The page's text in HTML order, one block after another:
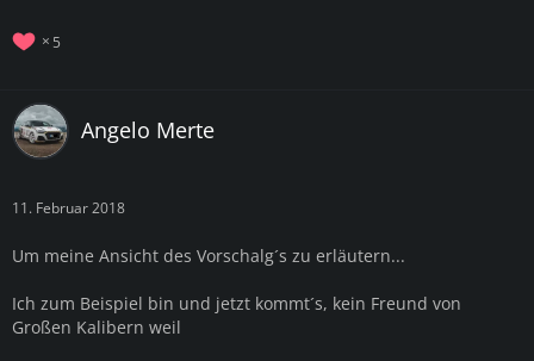
5
Angelo Merte
11. Februar 2018
Um meine Ansicht des Vorschalg´s zu erläutern...
Ich zum Beispiel bin und jetzt kommt´s, kein Freund von
Großen Kalibern weil